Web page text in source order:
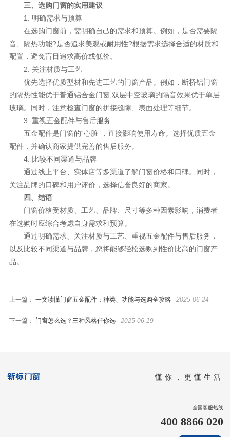
三、选购门窗的实用建议
1. 明确需求与预算
在选购门窗前，需明确自己的需求和预算。例如，是否需要隔
音、隔热功能?是否追求美观或耐用性?根据需求选择合适的材质和
配置，避免盲目追求高价或低价。
2. 关注材质与工艺
优先选择优质型材和先进工艺的门窗产品。例如，断桥铝门窗
的隔热性能优于普通铝合金门窗;双层中空玻璃的隔音效果优于单层
玻璃。同时，注意检查门窗的拼接缝隙、表面处理等细节。
3. 重视五金配件与售后服务
五金配件是门窗的“心脏”，直接影响使用寿命。选择优质五金
配件，并确认商家提供完善的售后服务。
4. 比较不同渠道与品牌
通过线上平台、实体店等多渠道了解门窗价格和口碑。同时，
关注品牌的口碑和用户评价，选择信誉良好的商家。
四、结语
门窗价格受材质、工艺、品牌、尺寸等多种因素影响，消费者
在选购时应综合考虑自身需求和预算。
通过明确需求、关注材质与工艺、重视五金配件与售后服务，
以及比较不同渠道与品牌，您将能够轻松选购到性价比高的门窗产
品。
上一篇： 一文读懂门窗五金配件：种类、功能与选购全攻略 2025-06-24
下一篇： 门窗怎么选？三种风格任你选 2025-06-19
懂你，更懂生活
全国客服热线
400 8866 020